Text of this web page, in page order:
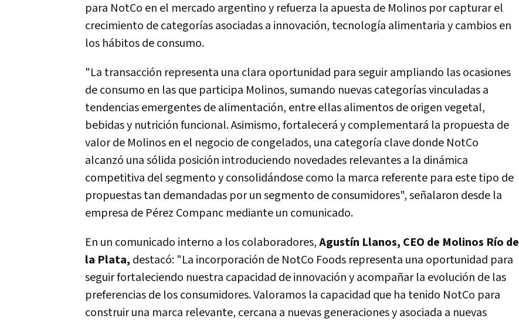
para NotCo en el mercado argentino y refuerza la apuesta de Molinos por capturar el
crecimiento de categorías asociadas a innovación, tecnología alimentaria y cambios en
los hábitos de consumo.
"La transacción representa una clara oportunidad para seguir ampliando las ocasiones
de consumo en las que participa Molinos, sumando nuevas categorías vinculadas a
tendencias emergentes de alimentación, entre ellas alimentos de origen vegetal,
bebidas y nutrición funcional. Asimismo, fortalecerá y complementará la propuesta de
valor de Molinos en el negocio de congelados, una categoría clave donde NotCo
alcanzó una sólida posición introduciendo novedades relevantes a la dinámica
competitiva del segmento y consolidándose como la marca referente para este tipo de
propuestas tan demandadas por un segmento de consumidores", señalaron desde la
empresa de Pérez Companc mediante un comunicado.
En un comunicado interno a los colaboradores,Agustín Llanos, CEO de Molinos Río de
la Plata, destacó: "La incorporación de NotCo Foods representa una oportunidad para
seguir fortaleciendo nuestra capacidad de innovación y acompañar la evolución de las
preferencias de los consumidores. Valoramos la capacidad que ha tenido NotCo para
construir una marca relevante, cercana a nuevas generaciones y asociada a nuevas